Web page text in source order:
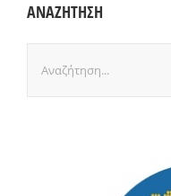
ΑΝΑΖΗΤΗΣΗ
για: